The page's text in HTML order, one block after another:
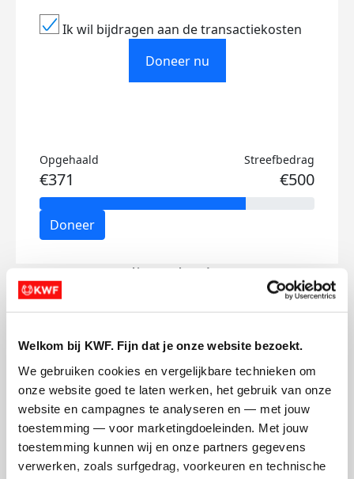
Welkom bij KWF. Fijn dat je onze website bezoekt.
We gebruiken cookies en vergelijkbare technieken om
onze website goed te laten werken, het gebruik van onze
website en campagnes te analyseren en — met jouw
toestemming — voor marketingdoeleinden. Met jouw
toestemming kunnen wij en onze partners gegevens
verwerken, zoals surfgedrag, voorkeuren en technische
Ik wil bijdragen aan de transactiekosten
Doneer nu
Opgehaald
€371
Streefbedrag
€500
Doneer
Julius's badges